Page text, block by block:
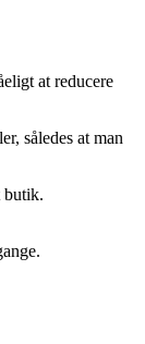
at reducere
således at man
butik.